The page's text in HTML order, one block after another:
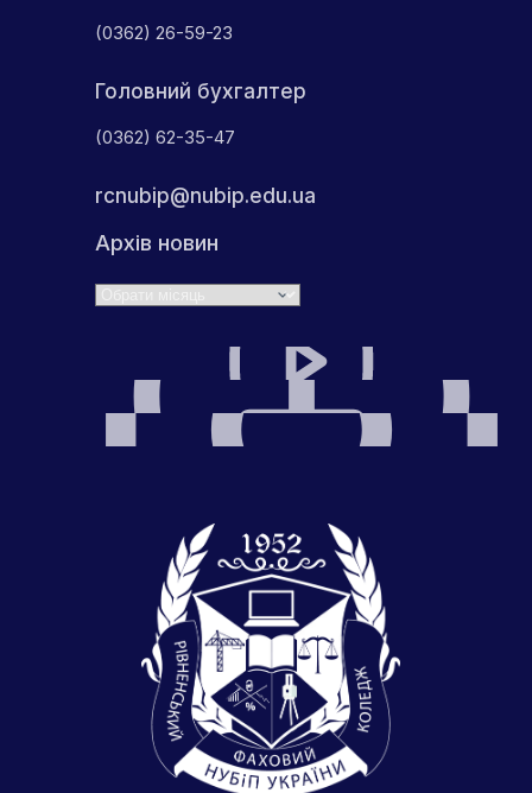
(0362) 26-59-23
Головний бухгалтер
(0362) 62-35-47
rcnubip@nubip.edu.ua
Архів новин